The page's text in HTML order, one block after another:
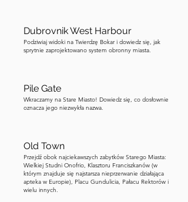
niezdobytą, a twierdza odegrała
kluczową rolę w ochronie Dubrownika
wejście do twierdzy, zobaczysz
inskrypcję wyrytą w kamieniu, która
„Wolność nie jest sprzedawana za całe
złoto świata”. To potężne motto
odzwierciedla żarliwe zaangażowanie
Dubrownika w niezależność i wolność,
Dubrovnik West Harbour
Podziwiaj widoki na Twierdzę Bokar i dowiedz się, jak
sprytnie zaprojektowano system obronny miasta.
Pile Gate
Wkraczamy na Stare Miasto! Dowiedz się, co dosłownie
oznacza jego niezwykła nazwa.
Old Town
Przejdź obok najciekawszych zabytków Starego Miasta:
Wielkiej Studni Onofrio, Klasztoru Franciszkanów (w
którym znajduje się najstarsza nieprzerwanie działająca
apteka w Europie), Placu Gundulicia, Pałacu Rektorów i
wielu innych.